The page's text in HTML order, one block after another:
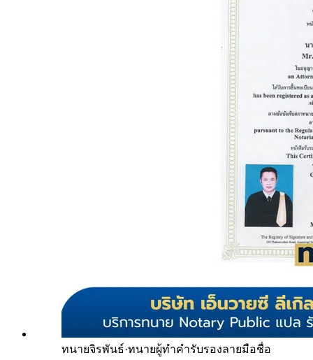
ทนายจิรพันธ์·ทนายผู้ทำคำรับรองลายมือชื่อ